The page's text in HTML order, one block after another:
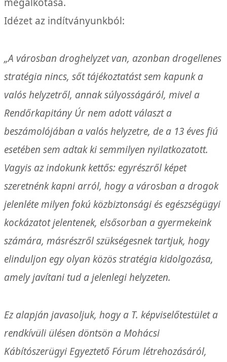
Idézet az indítványunkból:
„A városban droghelyzet van, azonban drogellenes
stratégia nincs, sőt tájékoztatást sem kapunk a
valós helyzetről, annak súlyosságáról, mivel a
Rendőrkapitány Úr nem adott választ a
beszámolójában a valós helyzetre, de a 13 éves fiú
esetében sem adtak ki semmilyen nyilatkozatott.
Vagyis az indokunk kettős: egyrészről képet
szeretnénk kapni arról, hogy a városban a drogok
jelenléte milyen fokú közbiztonsági és egészségügyi
kockázatot jelentenek, elsősorban a gyermekeink
számára, másrészről szükségesnek tartjuk, hogy
elinduljon egy olyan közös stratégia kidolgozása,
amely javítani tud a jelenlegi helyzeten.
Ez alapján javasoljuk, hogy a T. képviselőtestület a
rendkívüli ülésen döntsön a Mohácsi
Kábítószerügyi Egyeztető Fórum létrehozásáról,